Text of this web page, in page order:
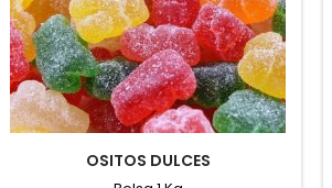
OSITOS DULCES